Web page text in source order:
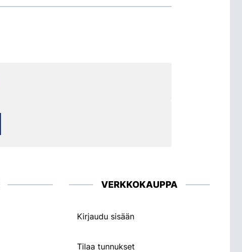
VERKKOKAUPPA
Kirjaudu sisään
Tilaa tunnukset